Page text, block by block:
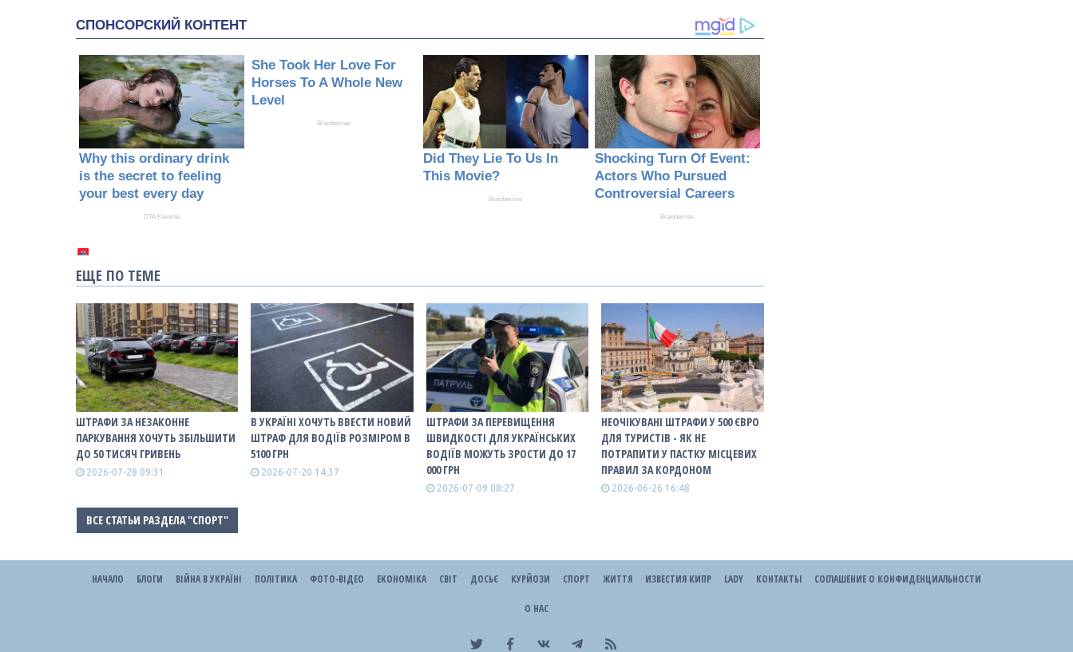
ЕЩЕ ПО ТЕМЕ
ШТРАФИ ЗА НЕЗАКОННЕ
ПАРКУВАННЯ ХОЧУТЬ ЗБІЛЬШИТИ
ДО 50 ТИСЯЧ ГРИВЕНЬ
2026-07-28 09:31
В УКРАЇНІ ХОЧУТЬ ВВЕСТИ НОВИЙ
ШТРАФ ДЛЯ ВОДІЇВ РОЗМІРОМ В
5100 ГРН
2026-07-20 14:37
ШТРАФИ ЗА ПЕРЕВИЩЕННЯ
ШВИДКОСТІ ДЛЯ УКРАЇНСЬКИХ
ВОДІЇВ МОЖУТЬ ЗРОСТИ ДО 17
000 ГРН
2026-07-09 08:27
НЕОЧІКУВАНІ ШТРАФИ У 500 ЄВРО
ДЛЯ ТУРИСТІВ - ЯК НЕ
ПОТРАПИТИ У ПАСТКУ МІСЦЕВИХ
ПРАВИЛ ЗА КОРДОНОМ
2026-06-26 16:48
ВСЕ СТАТЬИ РАЗДЕЛА "СПОРТ"
НАЧАЛО БЛОГИ ВІЙНА В УКРАЇНІ ПОЛІТИКА ФОТО-ВІДЕО ЕКОНОМІКА СВІТ ДОСЬЄ КУРЙОЗИ СПОРТ ЖИТТЯ ИЗВЕСТИЯ КИПР LADY КОНТАКТЫ СОГЛАШЕНИЕ О КОНФИДЕНЦИАЛЬНОСТИ
О НАС